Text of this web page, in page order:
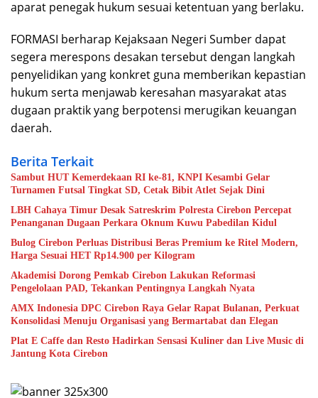
aparat penegak hukum sesuai ketentuan yang berlaku.
FORMASI berharap Kejaksaan Negeri Sumber dapat
segera merespons desakan tersebut dengan langkah
penyelidikan yang konkret guna memberikan kepastian
hukum serta menjawab keresahan masyarakat atas
dugaan praktik yang berpotensi merugikan keuangan
daerah.
Berita Terkait
Sambut HUT Kemerdekaan RI ke-81, KNPI Kesambi Gelar
Turnamen Futsal Tingkat SD, Cetak Bibit Atlet Sejak Dini
LBH Cahaya Timur Desak Satreskrim Polresta Cirebon Percepat
Penanganan Dugaan Perkara Oknum Kuwu Pabedilan Kidul
Bulog Cirebon Perluas Distribusi Beras Premium ke Ritel Modern,
Harga Sesuai HET Rp14.900 per Kilogram
Akademisi Dorong Pemkab Cirebon Lakukan Reformasi
Pengelolaan PAD, Tekankan Pentingnya Langkah Nyata
AMX Indonesia DPC Cirebon Raya Gelar Rapat Bulanan, Perkuat
Konsolidasi Menuju Organisasi yang Bermartabat dan Elegan
Plat E Caffe dan Resto Hadirkan Sensasi Kuliner dan Live Music di
Jantung Kota Cirebon